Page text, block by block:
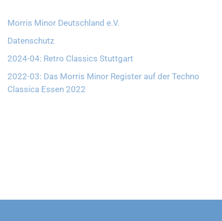
Morris Minor Deutschland e.V.
Datenschutz
2024-04: Retro Classics Stuttgart
2022-03: Das Morris Minor Register auf der Techno
Classica Essen 2022